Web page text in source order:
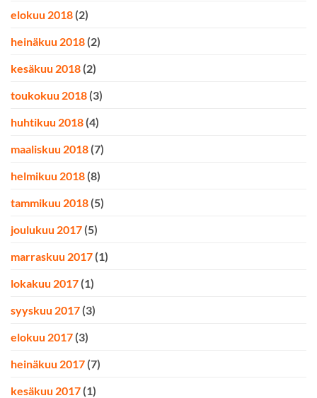
elokuu 2018 (2)
heinäkuu 2018 (2)
kesäkuu 2018 (2)
toukokuu 2018 (3)
huhtikuu 2018 (4)
maaliskuu 2018 (7)
helmikuu 2018 (8)
tammikuu 2018 (5)
joulukuu 2017 (5)
marraskuu 2017 (1)
lokakuu 2017 (1)
syyskuu 2017 (3)
elokuu 2017 (3)
heinäkuu 2017 (7)
kesäkuu 2017 (1)